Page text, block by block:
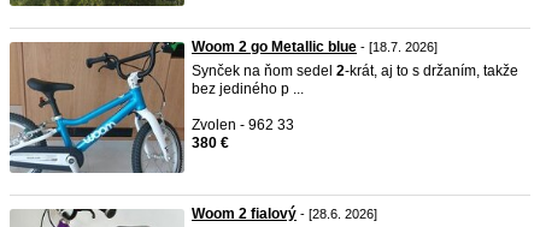
Woom 2 go Metallic blue - [18.7. 2026]
Synček na ňom sedel 2-krát, aj to s držaním, takže
bez jediného p ...
Zvolen - 962 33
380 €
Woom 2 fialový - [28.6. 2026]